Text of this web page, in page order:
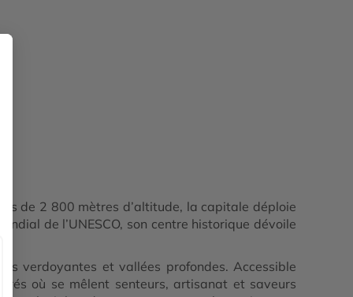
de 2 800 mètres d’altitude, la capitale déploie
de l’UNESCO, son centre historique dévoile
verdoyantes et vallées profondes. Accessible
où se mêlent senteurs, artisanat et saveurs